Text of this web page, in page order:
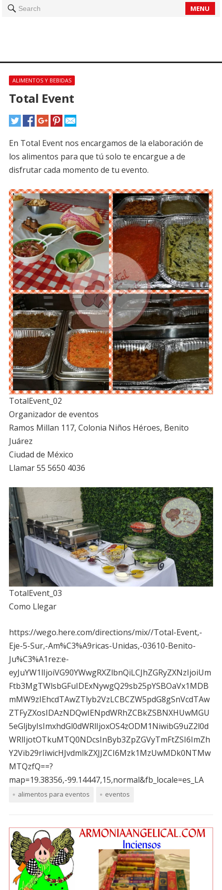
Search MENU
ALIMENTOS Y BEBIDAS
Total Event
En Total Event nos encargamos de la elaboración de
los alimentos para que tú solo te encargue a de
disfrutar cada momento de tu evento.
TotalEvent_02
Organizador de eventos
Ramos Millan 117, Colonia Niños Héroes, Benito
Juárez
Ciudad de México
Llamar 55 5650 4036
TotalEvent_03
Como Llegar
https://wego.here.com/directions/mix//Total-Event,-
Eje-5-Sur,-Am%C3%A9ricas-Unidas,-03610-Benito-
Ju%C3%A1rez:e-
eyJuYW1lIjoiVG90YWwgRXZlbnQiLCJhZGRyZXNzIjoiUm
Ftb3MgTWlsbGFuIDExNywgQ29sb25pYSBOaVx1MDB
mMW9zIEhcdTAwZTlyb2VzLCBCZW5pdG8gSnVcdTAw
ZTFyZXosIDAzNDQwIENpdWRhZCBkZSBNXHUwMGU
5eGljbyIsImxhdGl0dWRlIjoxOS4zODM1NiwibG9uZ2l0d
WRlIjotOTkuMTQ0NDcsInByb3ZpZGVyTmFtZSI6ImZh
Y2Vib29rIiwicHJvdmlkZXJJZCI6Mzk1MzUwMDk0NTMw
MTQzfQ==?
map=19.38356,-99.14447,15,normal&fb_locale=es_LA
alimentos para eventos eventos